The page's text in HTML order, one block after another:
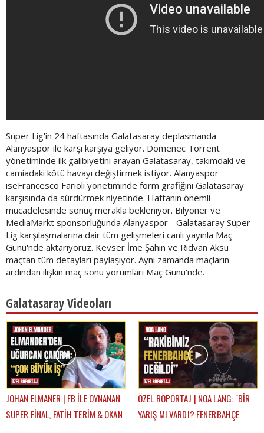
Süper Lig'in 24 haftasında Galatasaray deplasmanda
Alanyaspor ile karşı karşıya geliyor. Domenec Torrent
yönetiminde ilk galibiyetini arayan Galatasaray, takımdaki ve
camiadaki kötü havayı değiştirmek istiyor. Alanyaspor
iseFrancesco Farioli yönetiminde form grafiğini Galatasaray
karşısında da sürdürmek niyetinde. Haftanın önemli
mücadelesinde sonuç merakla bekleniyor. Bilyoner ve
MediaMarkt sponsorluğunda Alanyaspor - Galatasaray Süper
Lig karşılaşmalarına dair tüm gelişmeleri canlı yayınla Maç
Günü'nde aktarıyoruz. Kevser İme Şahin ve Rıdvan Aksu
maçtan tüm detayları paylaşıyor. Aynı zamanda maçların
ardından ilişkin maç sonu yorumları Maç Günü'nde.
Galatasaray Videoları
JOHAN ELMANER | FB İLE OYNANAN
SÜPER FİNAL, FATİH TERİM & OKAN
ÖZEL RÖPORTAJ | NOA LANG: "BİR
YARIŞ MI VARDI? FENERBAHÇE